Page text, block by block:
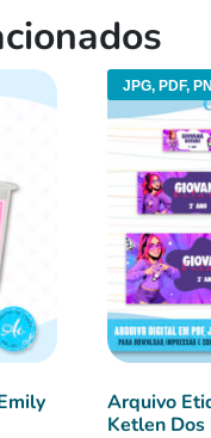
JPG, PDF,
Arquivo
Ketlen Dos